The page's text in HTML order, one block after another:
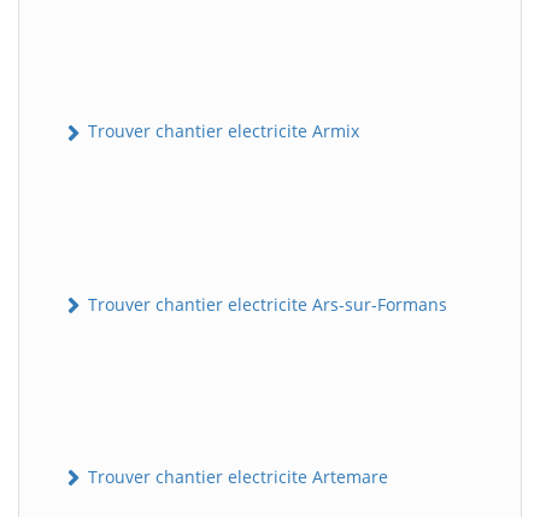
Trouver chantier electricite Armix
Trouver chantier electricite Ars-sur-Formans
Trouver chantier electricite Artemare